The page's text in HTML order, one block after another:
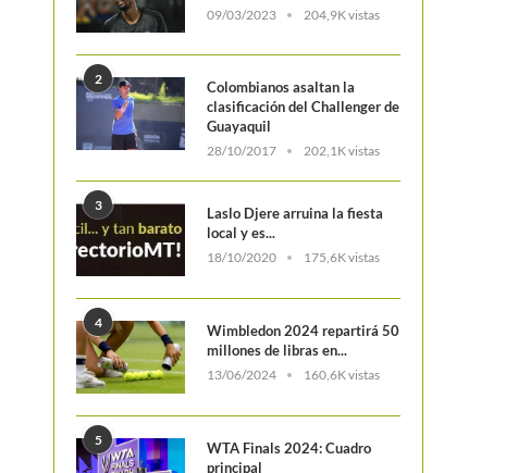
Colombia dice adiós a la Copa COSAT
14 años con...
infierno que vivió Tomás
09/03/2023 204,9K vistas
2
Colombianos asaltan la
clasificación del Challenger de
Guayaquil
28/10/2017 202,1K vistas
3
Laslo Djere arruina la fiesta
local y es...
18/10/2020 175,6K vistas
4
Wimbledon 2024 repartirá 50
millones de libras en...
13/06/2024 160,6K vistas
5
WTA Finals 2024: Cuadro
principal